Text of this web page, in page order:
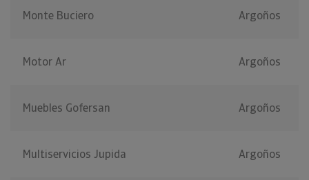
Monte Buciero Argoños
Motor Ar Argoños
Muebles Gofersan Argoños
Multiservicios Jupida Argoños